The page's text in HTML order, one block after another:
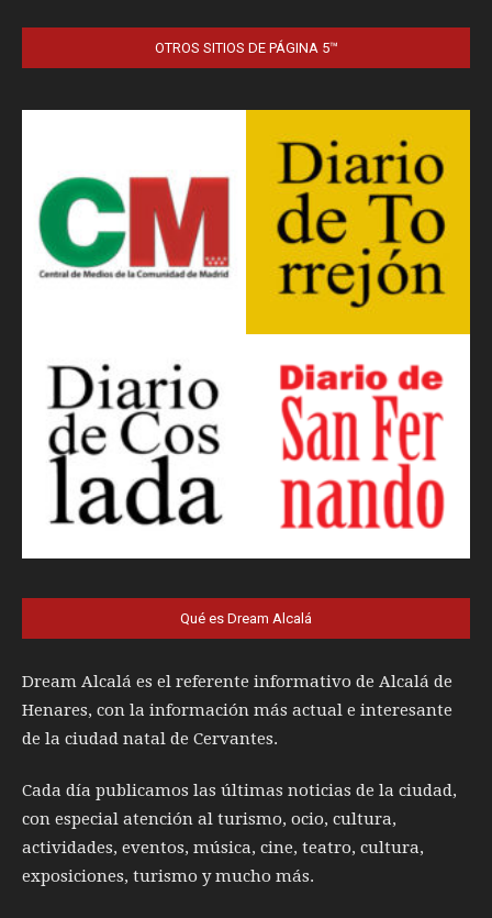
OTROS SITIOS DE PÁGINA 5™
Qué es Dream Alcalá
Dream Alcalá es el referente informativo de Alcalá de
Henares, con la información más actual e interesante
de la ciudad natal de Cervantes.
Cada día publicamos las últimas noticias de la ciudad,
con especial atención al turismo, ocio, cultura,
actividades, eventos, música, cine, teatro, cultura,
exposiciones, turismo y mucho más.